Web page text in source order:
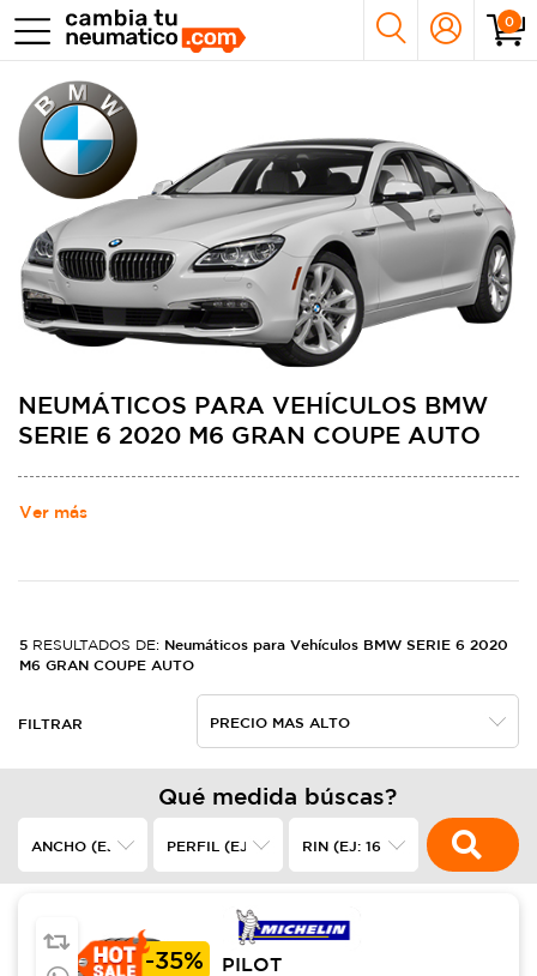
0
NEUMÁTICOS PARA VEHÍCULOS BMW
SERIE 6 2020 M6 GRAN COUPE AUTO
Ver más
5 RESULTADOS DE: Neumáticos para Vehículos BMW SERIE 6 2020
M6 GRAN COUPE AUTO
FILTRAR
Qué medida búscas?
-35%
PILOT